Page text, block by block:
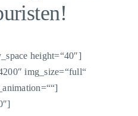
!
height=“40″]
img_size=“full“